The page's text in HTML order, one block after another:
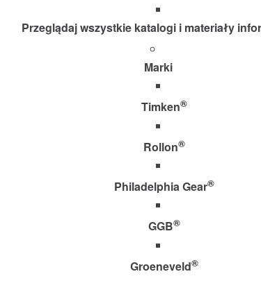
Przeglądaj wszystkie katalogi i materiały
Marki
Timken®
Rollon®
Philadelphia Gear®
GGB®
Groeneveld®